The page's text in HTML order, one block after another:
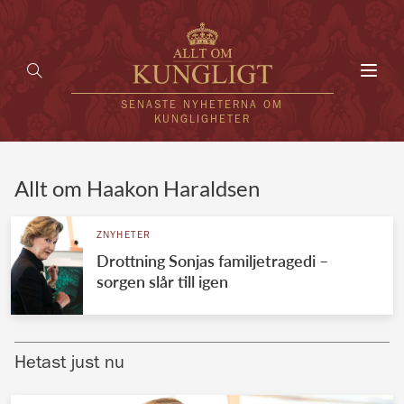
SENASTE NYHETERNA OM
KUNGLIGHETER
UTLÄNDSKT
VÄRLDENS KUNGAHUS
Brittiska kungahuset
Allt om Haakon Haraldsen
ZNYHETER
Drottning Sonjas familjetragedi –
sorgen slår till igen
Hetast just nu